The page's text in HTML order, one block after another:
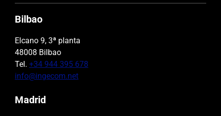
Bilbao
Elcano 9, 3ª planta
48008 Bilbao
Tel. +34 944 395 678
info@ingecom.net
Madrid